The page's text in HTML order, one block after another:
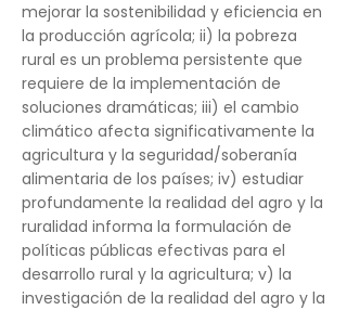
mejorar la sostenibilidad y eficiencia en
la producción agrícola; ii) la pobreza
rural es un problema persistente que
requiere de la implementación de
soluciones dramáticas; iii) el cambio
climático afecta significativamente la
agricultura y la seguridad/soberanía
alimentaria de los países; iv) estudiar
profundamente la realidad del agro y la
ruralidad informa la formulación de
políticas públicas efectivas para el
desarrollo rural y la agricultura; v) la
investigación de la realidad del agro y la